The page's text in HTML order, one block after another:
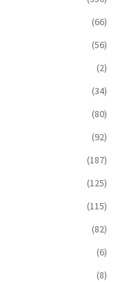
(66)
(56)
(2)
(34)
(80)
(92)
(187)
(125)
(115)
(82)
(6)
(8)